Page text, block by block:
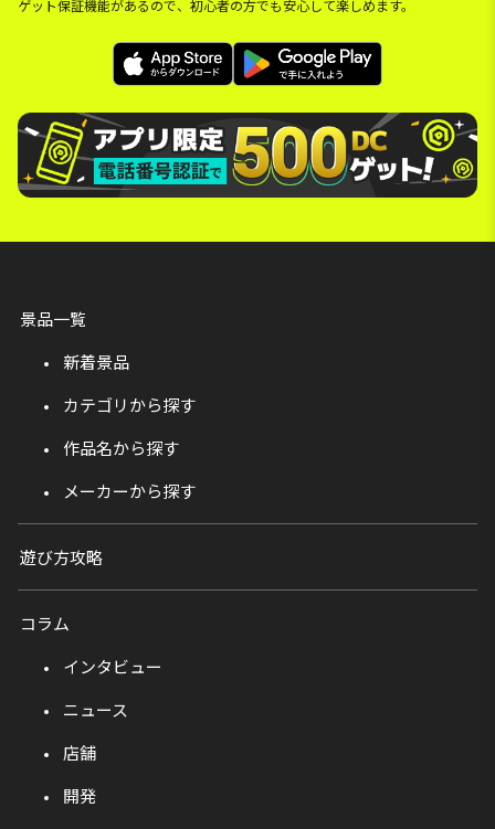
ゲット保証機能があるので、初心者の方でも安心して楽しめます。
景品一覧
新着景品
カテゴリから探す
作品名から探す
メーカーから探す
遊び方攻略
コラム
インタビュー
ニュース
店舗
開発